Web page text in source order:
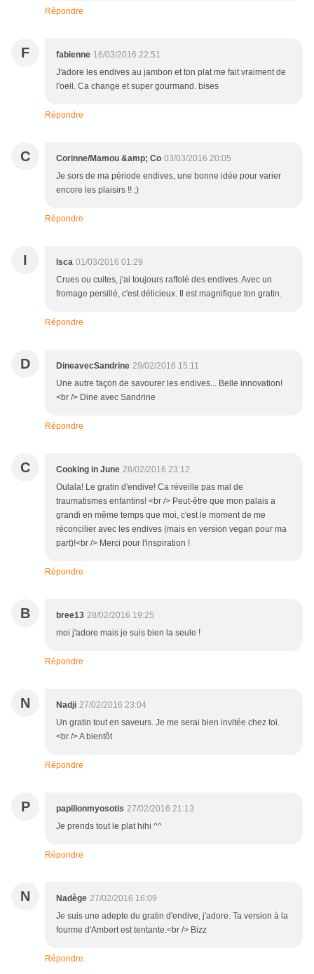
Répondre
F fabienne 16/03/2016 22:51
J'adore les endives au jambon et ton plat me fait vraiment de
l'oeil. Ca change et super gourmand. bises
Répondre
C Corinne/Mamou &amp; Co 03/03/2016 20:05
Je sors de ma période endives, une bonne idée pour varier
encore les plaisirs !! ;)
Répondre
I Isca 01/03/2016 01:29
Crues ou cuites, j'ai toujours raffolé des endives. Avec un
fromage persillé, c'est délicieux. Il est magnifique ton gratin.
Répondre
D DineavecSandrine 29/02/2016 15:11
Une autre façon de savourer les endives... Belle innovation!
<br /> Dine avec Sandrine
Répondre
C Cooking in June 28/02/2016 23:12
Oulala! Le gratin d'endive! Ca réveille pas mal de
traumatismes enfantins! <br /> Peut-être que mon palais a
grandi en même temps que moi, c'est le moment de me
réconcilier avec les endives (mais en version vegan pour ma
part)!<br /> Merci pour l'inspiration !
Répondre
B bree13 28/02/2016 19:25
moi j'adore mais je suis bien la seule !
Répondre
N Nadji 27/02/2016 23:04
Un gratin tout en saveurs. Je me serai bien invitée chez toi.
<br /> A bientôt
Répondre
P papillonmyosotis 27/02/2016 21:13
Je prends tout le plat hihi ^^
Répondre
N Nadège 27/02/2016 16:09
Je suis une adepte du gratin d'endive, j'adore. Ta version à la
fourme d'Ambert est tentante.<br /> Bizz
Répondre